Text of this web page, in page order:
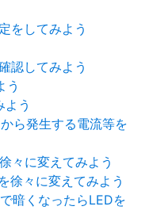
をしてみよう
認してみよう
う
う
ら発生する電流等を
々に変えてみよう
徐々に変えてみよう
暗くなったらLEDを